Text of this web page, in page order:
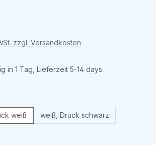
zzgl. Versandkosten
in 1 Tag, Lieferzeit 5-14 days
weiß weiß, Druck schwarz